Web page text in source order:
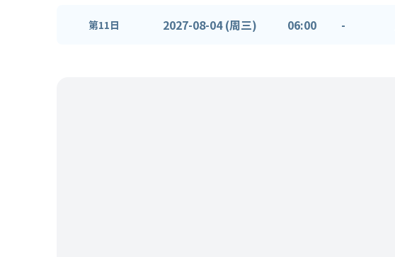
第11日 2027-08-04 (周三) 06:00 -